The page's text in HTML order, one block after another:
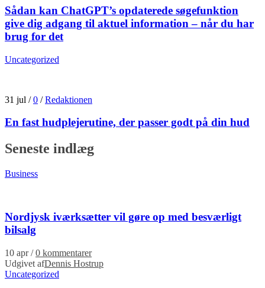
Sådan kan ChatGPT’s opdaterede søgefunktion
give dig adgang til aktuel information – når du har
brug for det
Uncategorized
31 jul / 0 / Redaktionen
En fast hudplejerutine, der passer godt på din hud
Seneste indlæg
Business
Nordjysk iværksætter vil gøre op med besværligt
bilsalg
10 apr / 0 kommentarer
Udgivet afDennis Hostrup
Uncategorized